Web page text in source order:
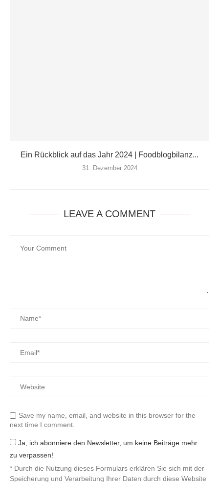
Ein Rückblick auf das Jahr 2024 | Foodblogbilanz...
31. Dezember 2024
LEAVE A COMMENT
Save my name, email, and website in this browser for the
next time I comment.
Ja, ich abonniere den Newsletter, um keine Beiträge mehr
zu verpassen!
* Durch die Nutzung dieses Formulars erklären Sie sich mit der
Speicherung und Verarbeitung Ihrer Daten durch diese Website